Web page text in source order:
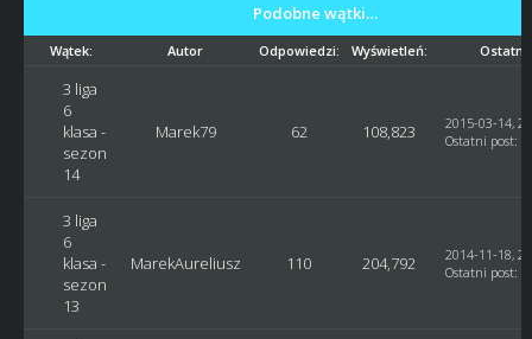
Podobne wątki…
Wątek: Autor Odpowiedzi: Wyświetleń: Ostatni
3 liga
6
klasa -
sezon
14
Marek79 62 108,823
2015-03-14,
Ostatni post:
3 liga
6
klasa -
sezon
13
MarekAureliusz 110 204,792
2014-11-18,
Ostatni post: